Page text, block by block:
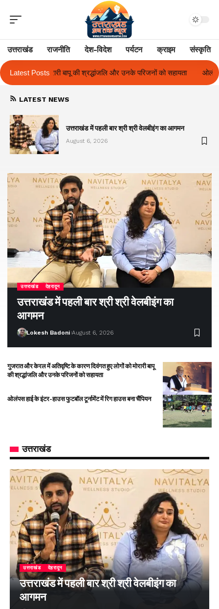
उत्तराखंड राजनीति देश-विदेश पर्यटन क्राइम संस्कृति
Latest Posts
और उनके परिजनों को सहायता ओलंपस हाई के इंटर-हाउस फुटबॉल टूर्नामेंट में
LATEST NEWS
उत्तराखंड में पहली बार श्री श्री वेलबीइंग का आगमन
August 6, 2026
उत्तराखंड देहरादून
उत्तराखंड में पहली बार श्री श्री वेलबीइंग का
आगमन
Lokesh Badoni August 6, 2026
गुजरात और केरल में अतिवृष्टि के कारण दिवंगत हुए लोगों को मोरारी बापू
की श्रद्धांजलि और उनके परिजनों को सहायता
ओलंपस हाई के इंटर-हाउस फुटबॉल टूर्नामेंट में रिग हाउस बना चैंपियन
उत्तराखंड
उत्तराखंड देहरादून
उत्तराखंड में पहली बार श्री श्री वेलबीइंग का
आगमन